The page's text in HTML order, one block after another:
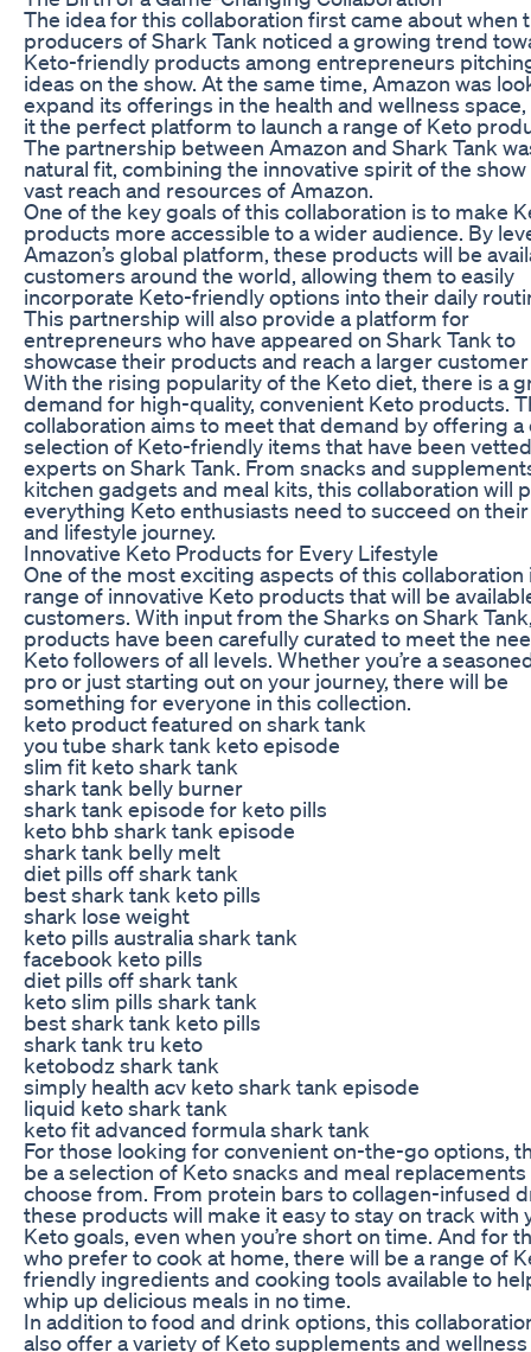
The idea for this collaboration first came about when
producers of Shark Tank noticed a growing trend
Keto-friendly products among entrepreneurs
ideas on the show. At the same time, Amazon was
expand its offerings in the health and wellness
it the perfect platform to launch a range of Keto
The partnership between Amazon and Shark Tank
natural fit, combining the innovative spirit of the
vast reach and resources of Amazon.
One of the key goals of this collaboration is to make
products more accessible to a wider audience. By
Amazon’s global platform, these products will be
customers around the world, allowing them to easily
incorporate Keto-friendly options into their daily
This partnership will also provide a platform for
entrepreneurs who have appeared on Shark Tank to
showcase their products and reach a larger
With the rising popularity of the Keto diet, there is a
demand for high-quality, convenient Keto products.
collaboration aims to meet that demand by offering a
selection of Keto-friendly items that have been
experts on Shark Tank. From snacks and
kitchen gadgets and meal kits, this collaboration will
everything Keto enthusiasts need to succeed on
and lifestyle journey.
Innovative Keto Products for Every Lifestyle
One of the most exciting aspects of this collaboration
range of innovative Keto products that will be
customers. With input from the Sharks on Shark
products have been carefully curated to meet the
Keto followers of all levels. Whether you’re a
pro or just starting out on your journey, there will be
something for everyone in this collection.
keto product featured on shark tank
you tube shark tank keto episode
slim fit keto shark tank
shark tank belly burner
shark tank episode for keto pills
keto bhb shark tank episode
shark tank belly melt
diet pills off shark tank
best shark tank keto pills
shark lose weight
keto pills australia shark tank
facebook keto pills
diet pills off shark tank
keto slim pills shark tank
best shark tank keto pills
shark tank tru keto
ketobodz shark tank
simply health acv keto shark tank episode
liquid keto shark tank
keto fit advanced formula shark tank
For those looking for convenient on-the-go options,
be a selection of Keto snacks and meal
choose from. From protein bars to collagen-infused
these products will make it easy to stay on track with
Keto goals, even when you’re short on time. And for
who prefer to cook at home, there will be a range of
friendly ingredients and cooking tools available to
whip up delicious meals in no time.
In addition to food and drink options, this
also offer a variety of Keto supplements and wellness